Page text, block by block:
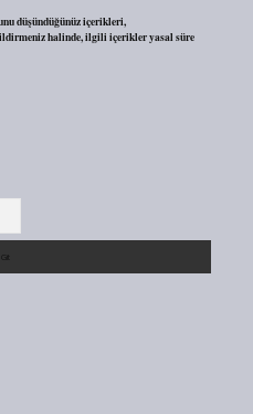
düşündüğünüz içerikleri,
halinde, ilgili içerikler yasal süre